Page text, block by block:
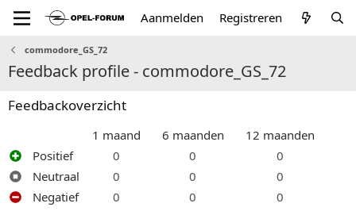
Aanmelden Registreren
commodore_GS_72
Feedback profile - commodore_GS_72
Feedbackoverzicht
1 maand 6 maanden
12 maanden
Positief
0 0
0
Neutraal
0 0
0
Negatief
0 0
0